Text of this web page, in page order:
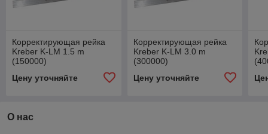
Корректирующая рейка
Kreber K-LM 1.5 m
(150000)
Цену уточняйте
Корректирующая рейка
Kreber K-LM 3.0 m
(300000)
Цену уточняйте
О нас